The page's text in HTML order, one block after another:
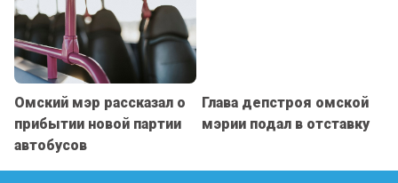
Омский мэр рассказал о
прибытии новой партии
автобусов
Глава депстроя омской
мэрии подал в отставку